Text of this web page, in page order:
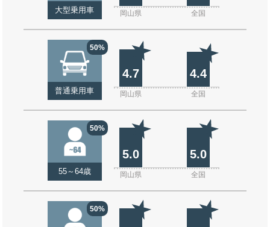
大型乗用車 岡山県 全国
50%
普通乗用車
4.7 4.4
岡山県 全国
50%
55～64歳
5.0 5.0
岡山県 全国
50%